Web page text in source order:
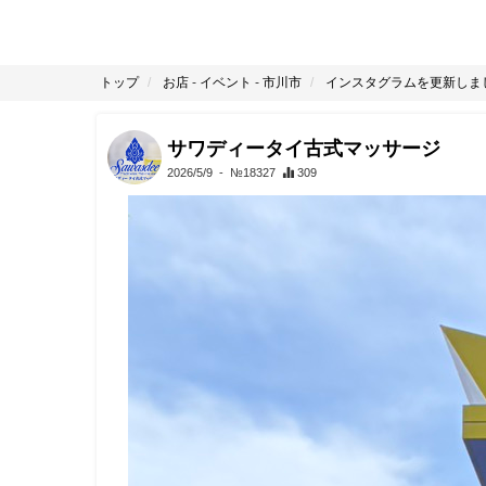
トップ お店 - イベント - 市川市 インスタグラムを更新しま
サワディータイ古式マッサージ
2026/5/9 - №18327 309